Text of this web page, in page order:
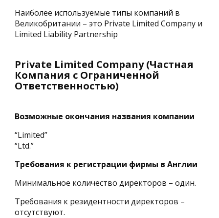
Наиболее используемые типы компаний в
Великобритании – это Private Limited Company и
Limited Liability Partnership
Private Limited Company (Частная
Компания с Ограниченной
Ответственностью)
Возможные окончания названия компании
“Limited”
“Ltd.”
Требования к регистрации фирмы в Англии
Минимальное количество директоров – один.
Требования к резидентности директоров –
отсутствуют.